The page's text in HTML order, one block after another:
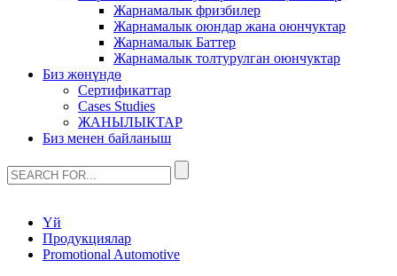
Жарнамалык фризбилер
Жарнамалык оюндар жана оюнчуктар
Жарнамалык Баттер
Жарнамалык толтурулган оюнчуктар
Биз жөнүндө
Сертификаттар
Cases Studies
ЖАНЫЛЫКТАР
Биз менен байланыш
Үй
Продукциялар
Promotional Automotive